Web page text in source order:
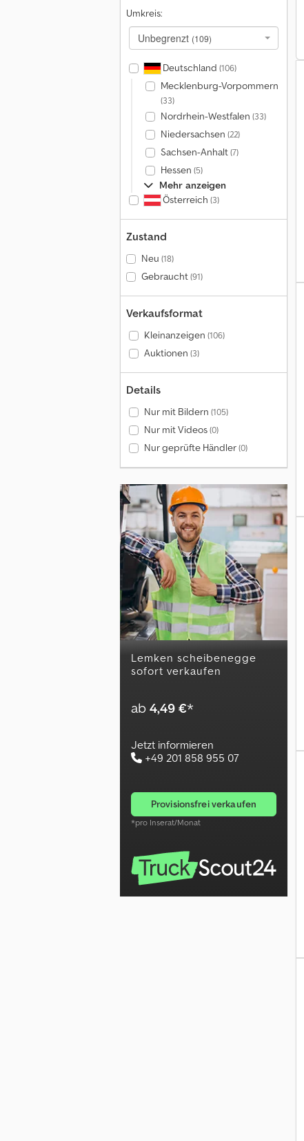
Umkreis:
Unbegrenzt (109)
Deutschland (106)
Mecklenburg-Vorpommern
(33)
Nordrhein-Westfalen (33)
Niedersachsen (22)
Sachsen-Anhalt(7)
Hessen (5)
Mehr anzeigen
Österreich (3)
Zustand
Neu (18)
Gebraucht(91)
Verkaufsformat
Kleinanzeigen (106)
Auktionen (3)
Details
Nur mit Bildern (105)
Nur mit Videos(0)
Nur geprüfte Händler(0)
lemken scheibenegge
sofort verkaufen
ab4,49 €*
Jetzt informieren
+49 201 858 955 07
provisionsfrei verkaufen
*pro Inserat/Monat
Köckerling Grubber / Kultivator